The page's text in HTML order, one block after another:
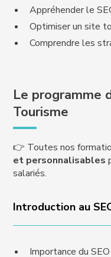
Appréhender le
Optimiser un site
Comprendre les
Le programme
Tourisme
👉 Toutes nos
et personnalisables
salariés.
Introduction au
Importance du